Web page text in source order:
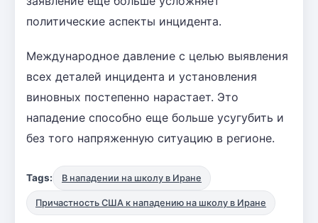
политические аспекты инцидента.
Международное давление с целью выявления
всех деталей инцидента и установления
виновных постепенно нарастает. Это
нападение способно еще больше усугубить и
без того напряженную ситуацию в регионе.
Tags: В нападении на школу в Иране
Причастность США к нападению на школу в Иране